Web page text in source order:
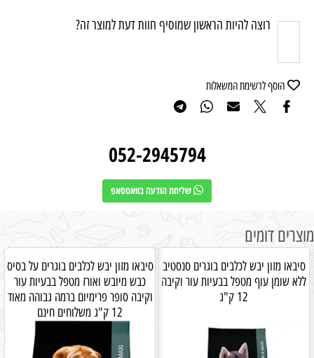
רוצה להיות הראשון שמוסיף חוות דעת למוצר זה?
הוסף לרשימת המשאלות
052-2945794
שליחת הודעה בוואטסאפ
מוצרים דומים
סיבאו מזון יבש לכלבים בוגרים סנסטיב
ללא שומן עוף מטפל בבעיות עור וקיבה
12 ק"ג
סיבאו מזון יבש לכלבים בוגרים על בסיס
כבש מיובש ואורז מטפל בבעיות עור
וקיבה סופר פרימיום ברמה גבוהה מאוד
12 ק"ג משלוחים חינם